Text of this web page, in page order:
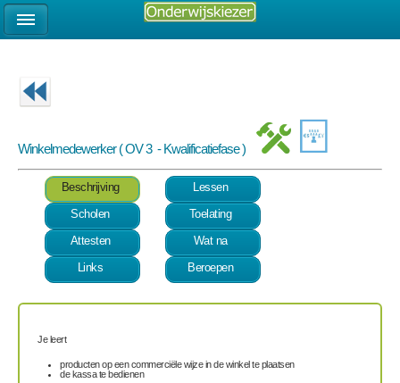
Winkelmedewerker ( OV 3 - Kwalificatiefase )
Beschrijving
Lessen
Scholen
Toelating
Attesten
Wat na
Links
Beroepen
Je leert
producten op een commerciële wijze in de winkel te plaatsen
de kassa te bedienen